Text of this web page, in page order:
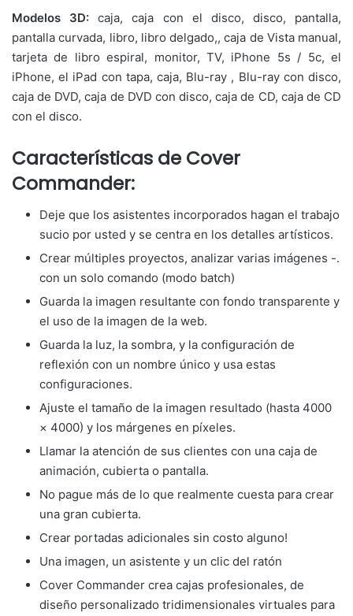
Modelos 3D: caja, caja con el disco, disco, pantalla,
pantalla curvada, libro, libro delgado,, caja de Vista manual,
tarjeta de libro espiral, monitor, TV, iPhone 5s / 5c, el
iPhone, el iPad con tapa, caja, Blu-ray , Blu-ray con disco,
caja de DVD, caja de DVD con disco, caja de CD, caja de CD
con el disco.
Características de Cover
Commander:
Deje que los asistentes incorporados hagan el trabajo
sucio por usted y se centra en los detalles artísticos.
Crear múltiples proyectos, analizar varias imágenes -.
con un solo comando (modo batch)
Guarda la imagen resultante con fondo transparente y
el uso de la imagen de la web.
Guarda la luz, la sombra, y la configuración de
reflexión con un nombre único y usa estas
configuraciones.
Ajuste el tamaño de la imagen resultado (hasta 4000
× 4000) y los márgenes en píxeles.
Llamar la atención de sus clientes con una caja de
animación, cubierta o pantalla.
No pague más de lo que realmente cuesta para crear
una gran cubierta.
Crear portadas adicionales sin costo alguno!
Una imagen, un asistente y un clic del ratón
Cover Commander crea cajas profesionales, de
diseño personalizado tridimensionales virtuales para